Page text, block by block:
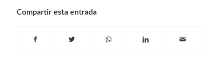
Compartir esta entrada